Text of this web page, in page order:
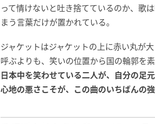
って情けないと吐き捨てているのか、歌
まう言葉だけが置かれている。
ジャケットはジャケットの上に赤い丸が
呼ぶよりも、笑いの位置から国の輪郭を
日本中を笑わせている二人が、自分の足
心地の悪さこそが、この曲のいちばんの強